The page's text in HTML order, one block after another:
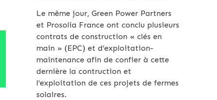
Le même jour, Green Power Partners
et Prosolia France ont conclu plusieurs
contrats de construction « clés en
main » (EPC) et d’exploitation-
maintenance afin de confier à cette
dernière la contruction et
l’exploitation de ces projets de fermes
solaires.